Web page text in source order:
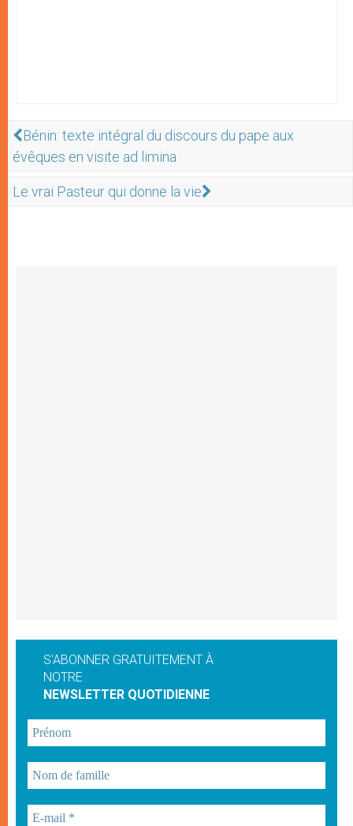
Bénin: texte intégral du discours du pape aux
évêques en visite ad limina
Le vrai Pasteur qui donne la vie
S'ABONNER GRATUITEMENT À
NOTRE
NEWSLETTER QUOTIDIENNE